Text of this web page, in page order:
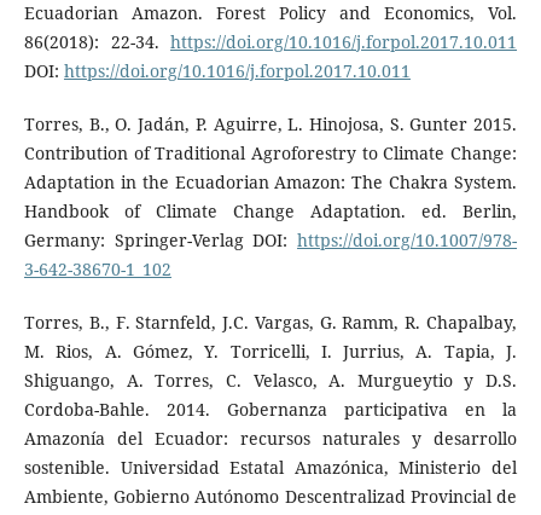
Ecuadorian Amazon. Forest Policy and Economics, Vol.
86(2018): 22-34.https://doi.org/10.1016/j.forpol.2017.10.011
DOI: https://doi.org/10.1016/j.forpol.2017.10.011
Torres, B., O. Jadán, P. Aguirre, L. Hinojosa, S. Gunter 2015.
Contribution of Traditional Agroforestry to Climate Change:
Adaptation in the Ecuadorian Amazon: The Chakra System.
Handbook of Climate Change Adaptation. ed. Berlin,
Germany: Springer-Verlag DOI:https://doi.org/10.1007/978-
3-642-38670-1_102
Torres, B., F. Starnfeld, J.C. Vargas, G. Ramm, R. Chapalbay,
M. Rios, A. Gómez, Y. Torricelli, I. Jurrius, A. Tapia, J.
Shiguango, A. Torres, C. Velasco, A. Murgueytio y D.S.
Cordoba-Bahle. 2014. Gobernanza participativa en la
Amazonía del Ecuador: recursos naturales y desarrollo
sostenible. Universidad Estatal Amazónica, Ministerio del
Ambiente, Gobierno Autónomo Descentralizad Provincial de